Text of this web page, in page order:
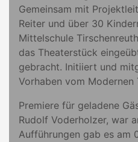
Gemeinsam mit
Reiter und über 30
Mittelschule
das Theaterstück
gebracht. Initiiert und
Vorhaben vom Modernen
Premiere für geladene
Rudolf Voderholzer, war
Aufführungen gab es am